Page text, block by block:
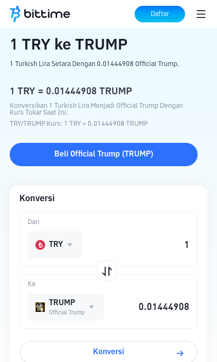
Daftar
Beranda Konverter Kripto ke TRUMP
1 TRY ke TRUMP
1 Turkish Lira Setara Dengan 0.01444908 Official Trump.
1 TRY = 0.01444908 TRUMP
Konversikan 1 Turkish Lira Menjadi Official Trump Dengan
Kurs Tukar Saat Ini.
TRY/ TRUMP Kurs: 1 TRY = 0.01444908 TRUMP
Beli Official Trump ( TRUMP)
Konversi
Ke
TRUMP
Official Trump
Dari
TRY
Konversi